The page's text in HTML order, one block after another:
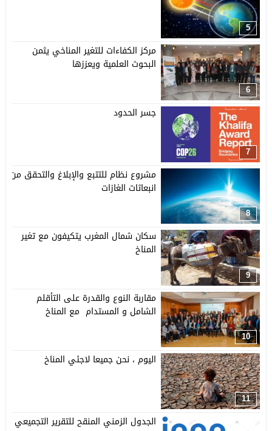
5
6
مركز الكفاءات للتغير المناخي يثمن
البحوث العلمية ويعززها
7
جسر الحدود
8
مشروع نظام للتتبع والإبلاغ والتحقق من
انبعاثات الغازات
9
سكان شمال المغرب يتكيفون مع تغير
المناخ
10
مقاربة النوع والقدرة على التأقلم
الشامل و المستدام مع المناخ
11
اليوم ، نحن جميعا لاجئي المناخ
الجدول الزمني المنقح للتقرير التجميعي